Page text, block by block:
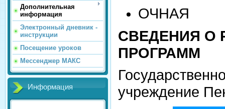
Дополнительная
информация
Электронный дневник -
инструкции
Посещение уроков
Мессенджер МАКС
Информация
ОЧНАЯ
СВЕДЕНИЯ О
ПРОГРАММ
учреждение